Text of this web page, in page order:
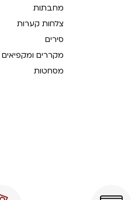
מחבתות
צלחות קערות
סירים
מקררים ומקפיאים
מסחטות